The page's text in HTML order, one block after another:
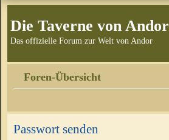
Die Taverne von Andor
Das offizielle Forum zur Welt von Andor
Foren-Übersicht
Passwort senden